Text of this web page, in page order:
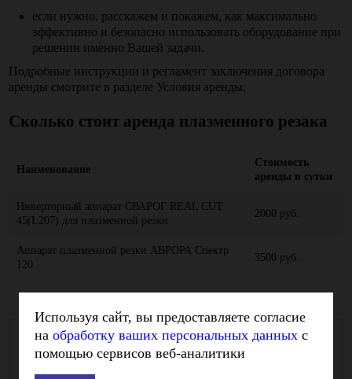
если нужно, расскажем и покажем, как максимально
эффективно и безопасно использовать оборудование при
решении именно Вашей задачи.
Подробные инструкции и регламент заключения договора
аренды смотрите в разделе Условия аренды.
Сколько стоит аренда плазменного резака
Наименование
Стоимость
аренды в сутки
Инверторный аппарат СВАРОГ REAL CUT
45(L207) для плазменной резки
2000 руб.
Аппарат плазменной резки АВРОРА Спектр
120
3500 руб.
Как арендовать инструмент в Самаре:
Используя сайт, вы предоставляете согласие
на обработку ваших персональных данных с
помощью сервисов веб-аналитики